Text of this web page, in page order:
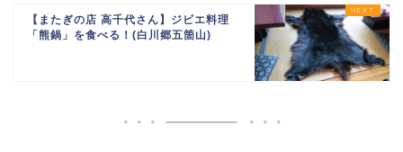
【またぎの店 高千代さん】ジビエ料理
「熊鍋」を食べる！(白川郷五箇山)